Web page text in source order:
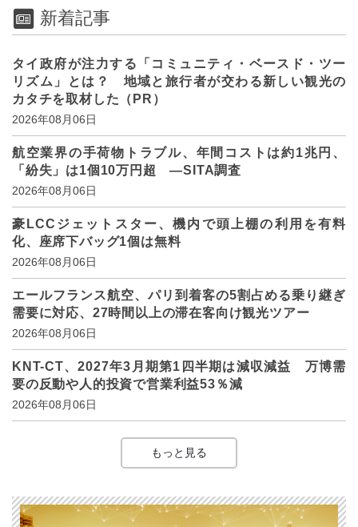
新着記事
タイ政府が注力する「コミュニティ・ベースド・ツー
リズム」とは？ 地域と旅行者が交わる新しい観光の
カタチを取材した（PR）
2026年08月06日
航空業界の手荷物トラブル、年間コストは約1兆円、
「紛失」は1個10万円超 ―SITA調査
2026年08月06日
豪LCCジェットスター、機内で頭上棚の利用を有料
化、座席下バッグ1個は無料
2026年08月06日
エールフランス航空、パリ到着客の5割占める乗り継ぎ
需要に対応、27時間以上の滞在客向け観光ツアー
2026年08月06日
KNT-CT、2027年3月期第1四半期は減収減益 万博需
要の反動や人的投資で営業利益53％減
2026年08月06日
もっと見る